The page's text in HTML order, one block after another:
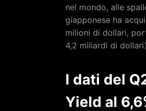
nel mondo, alle
giapponese ha
milioni di dollari,
4,2 miliardi di
I dati del
Yield al